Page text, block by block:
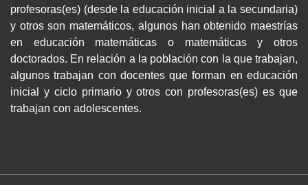
profesoras(es) (desde la educación inicial a la secundaria)
y otros son matemáticos, algunos han obtenido maestrías
en educación matemáticas o matemáticas y otros
doctorados. En relación a la población con la que trabajan,
algunos trabajan con docentes que forman en educación
inicial y ciclo primario y otros con profesoras(es) es que
trabajan con adolescentes.